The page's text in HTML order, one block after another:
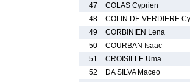
47
COLAS Cyprien
48
COLIN DE VERDIERE
49
CORBINIEN Lena
50
COURBAN Isaac
51
CROISILLE Uma
52
DA SILVA Maceo